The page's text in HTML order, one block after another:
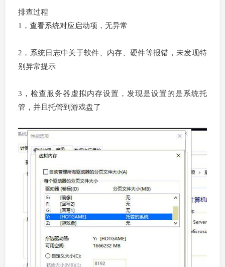
排查过程
1，查看系统对应启动项，无异常
2，系统日志中关于软件、内存、硬件等报错，未发现特
别异常提示
3，检查服务器虚拟内存设置，发现是设置的是系统托
管，并且托管到游戏盘了